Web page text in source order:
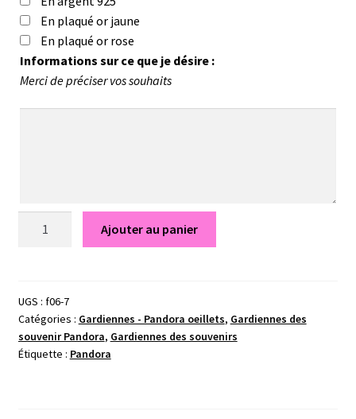
En plaqué or jaune
En plaqué or rose
Informations sur ce que je désire :
Merci de préciser vos souhaits
-
Gardiennes
des
souvenirs
Ajouter au panier
UGS : f06-7
Catégories : Gardiennes - Pandora oeillets, Gardiennes des
souvenir Pandora, Gardiennes des souvenirs
Étiquette : Pandora